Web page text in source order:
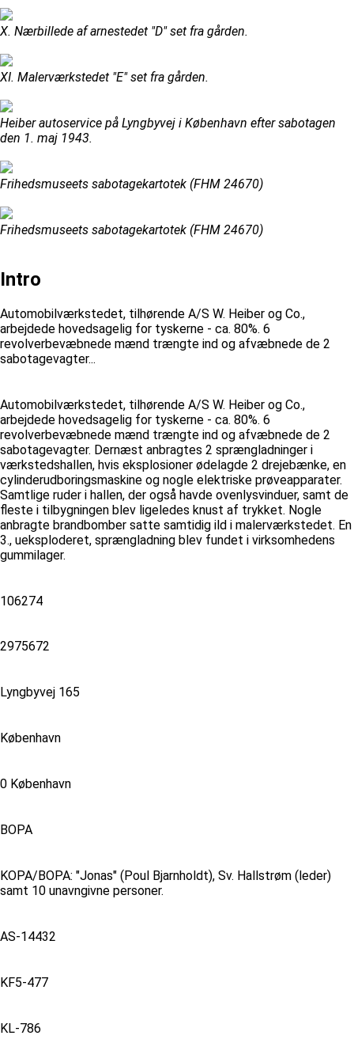
X. Nærbillede af arnestedet "D" set fra gården.
XI. Malerværkstedet "E" set fra gården.
Heiber autoservice på Lyngbyvej i København efter sabotagen
den 1. maj 1943.
Frihedsmuseets sabotagekartotek (FHM 24670)
Frihedsmuseets sabotagekartotek (FHM 24670)
Intro
Automobilværkstedet, tilhørende A/S W. Heiber og Co.,
arbejdede hovedsagelig for tyskerne - ca. 80%. 6
revolverbevæbnede mænd trængte ind og afvæbnede de 2
sabotagevagter...
Automobilværkstedet, tilhørende A/S W. Heiber og Co.,
arbejdede hovedsagelig for tyskerne - ca. 80%. 6
revolverbevæbnede mænd trængte ind og afvæbnede de 2
sabotagevagter. Dernæst anbragtes 2 sprængladninger i
værkstedshallen, hvis eksplosioner ødelagde 2 drejebænke, en
cylinderudboringsmaskine og nogle elektriske prøveapparater.
Samtlige ruder i hallen, der også havde ovenlysvinduer, samt de
fleste i tilbygningen blev ligeledes knust af trykket. Nogle
anbragte brandbomber satte samtidig ild i malerværkstedet. En
3., ueksploderet, sprængladning blev fundet i virksomhedens
gummilager.
106274
2975672
Lyngbyvej 165
København
0 København
BOPA
KOPA/BOPA: "Jonas" (Poul Bjarnholdt), Sv. Hallstrøm (leder)
samt 10 unavngivne personer.
AS-14432
KF5-477
KL-786